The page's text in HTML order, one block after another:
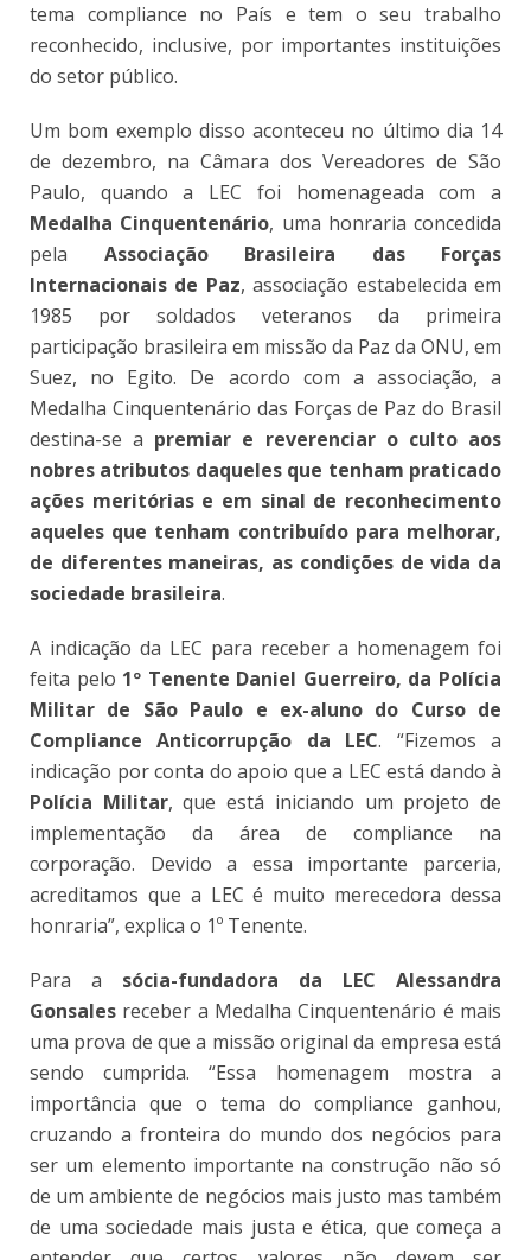
tema compliance no País e tem o seu trabalho
reconhecido, inclusive, por importantes instituições
do setor público.
Um bom exemplo disso aconteceu no último dia 14
de dezembro, na Câmara dos Vereadores de São
Paulo, quando a LEC foi homenageada com a
Medalha Cinquentenário, uma honraria concedida
pela Associação Brasileira das Forças
Internacionais de Paz, associação estabelecida em
1985 por soldados veteranos da primeira
participação brasileira em missão da Paz da ONU, em
Suez, no Egito. De acordo com a associação, a
Medalha Cinquentenário das Forças de Paz do Brasil
destina-se a premiar e reverenciar o culto aos
nobres atributos daqueles que tenham praticado
ações meritórias e em sinal de reconhecimento
aqueles que tenham contribuído para melhorar,
de diferentes maneiras, as condições de vida da
sociedade brasileira.
A indicação da LEC para receber a homenagem foi
feita pelo 1º Tenente Daniel Guerreiro, da Polícia
Militar de São Paulo e ex-aluno do Curso de
Compliance Anticorrupção da LEC. “Fizemos a
indicação por conta do apoio que a LEC está dando à
Polícia Militar, que está iniciando um projeto de
implementação da área de compliance na
corporação. Devido a essa importante parceria,
acreditamos que a LEC é muito merecedora dessa
honraria”, explica o 1º Tenente.
Para a sócia-fundadora da LEC Alessandra
Gonsales receber a Medalha Cinquentenário é mais
uma prova de que a missão original da empresa está
sendo cumprida. “Essa homenagem mostra a
importância que o tema do compliance ganhou,
cruzando a fronteira do mundo dos negócios para
ser um elemento importante na construção não só
de um ambiente de negócios mais justo mas também
de uma sociedade mais justa e ética, que começa a